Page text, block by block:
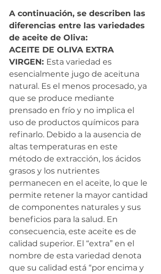
A continuación, se describen las
diferencias entre las variedades
de aceite de Oliva:
ACEITE DE OLIVA EXTRA
VIRGEN: Esta variedad es
esencialmente jugo de aceituna
natural. Es el menos procesado, ya
que se produce mediante
prensado en frío y no implica el
uso de productos químicos para
refinarlo. Debido a la ausencia de
altas temperaturas en este
método de extracción, los ácidos
grasos y los nutrientes
permanecen en el aceite, lo que le
permite retener la mayor cantidad
de componentes naturales y sus
beneficios para la salud. En
consecuencia, este aceite es de
calidad superior. El “extra” en el
nombre de esta variedad denota
que su calidad está “por encima y